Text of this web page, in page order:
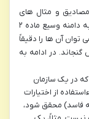
و مثال های
عملی آن بسیار کمک کننده است. این جرم، با توجه به دامنه وسیع ماده ۲
توان آن ها را دقیقاً
گنجاند. در ادامه به
در یک سازمان
از اختیارات
فاسد) محقق شود،